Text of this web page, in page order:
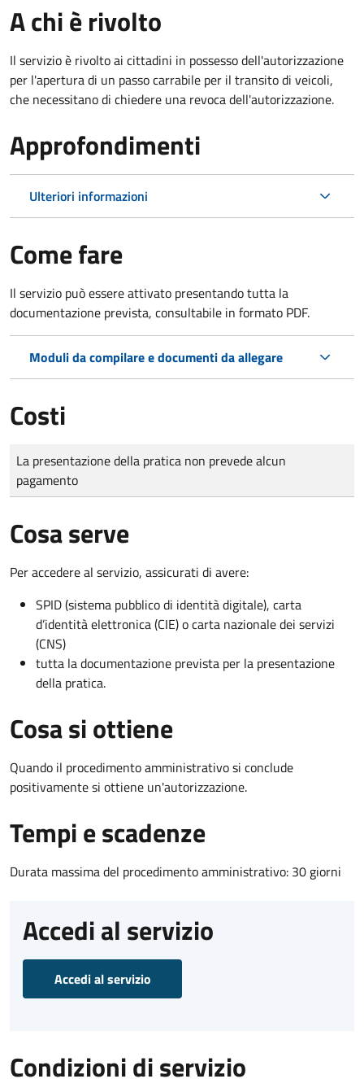
A chi è rivolto
Il servizio è rivolto ai cittadini in possesso dell'autorizzazione
per l'apertura di un passo carrabile per il transito di veicoli,
che necessitano di chiedere una revoca dell'autorizzazione.
Approfondimenti
Ulteriori informazioni
Come fare
Il servizio può essere attivato presentando tutta la
documentazione prevista, consultabile in formato PDF.
Moduli da compilare e documenti da allegare
Costi
Tipo di pagamento
Importo
La presentazione della pratica non prevede alcun
pagamento
Cosa serve
Per accedere al servizio, assicurati di avere:
SPID (sistema pubblico di identità digitale), carta
d’identità elettronica (CIE) o carta nazionale dei servizi
(CNS)
tutta la documentazione prevista per la presentazione
della pratica.
Cosa si ottiene
Quando il procedimento amministrativo si conclude
positivamente si ottiene un'autorizzazione.
Tempi e scadenze
Durata massima del procedimento amministrativo: 30 giorni
Accedi al servizio
Accedi al servizio
Condizioni di servizio